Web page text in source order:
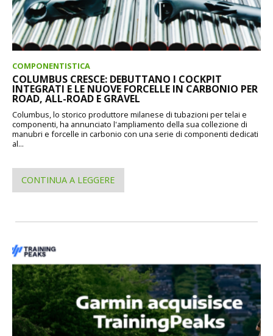
COMPONENTISTICA
COLUMBUS CRESCE: DEBUTTANO I COCKPIT
INTEGRATI E LE NUOVE FORCELLE IN CARBONIO PER
ROAD, ALL-ROAD E GRAVEL
Columbus, lo storico produttore milanese di tubazioni per telai e
componenti, ha annunciato l'ampliamento della sua collezione di
manubri e forcelle in carbonio con una serie di componenti dedicati
al...
CONTINUA A LEGGERE